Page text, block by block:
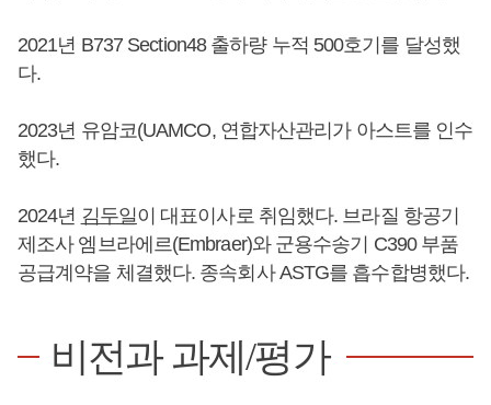
2021년 B737 Section48 출하량 누적 500호기를 달성했
다.
2023년 유암코(UAMCO, 연합자산관리가 아스트를 인수
했다.
2024년 김두일이 대표이사로 취임했다. 브라질 항공기
제조사 엠브라에르(Embraer)와 군용수송기 C390 부품
공급계약을 체결했다. 종속회사 ASTG를 흡수합병했다.
비전과 과제/평가